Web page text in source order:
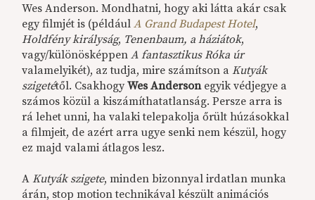
Wes Anderson. Mondhatni, hogy aki látta akár csak
egy filmjétis (példáulA Grand Budapest Hotel,
Holdfény királyság, Tenenbaum, a háziátok,
vagy/különösképpenA fantasztikus Róka úr
valamelyikét), az tudja, mire számítson aKutyák
szigetétől. CsakhogyWes Andersonegyik védjegye a
számos közül a kiszámíthatatlanság. Persze arra is
rá lehet unni, ha valaki telepakolja őrült húzásokkal
a filmjeit, de azért arra ugye senki nem készül, hogy
ez majd valami átlagos lesz.
AKutyák szigete, minden bizonnyal irdatlan munka
árán, stop motion technikával készült animációs